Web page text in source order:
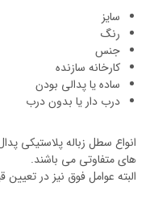
سایز
رنگ
جنس
کارخانه سازنده
ساده یا پدالی بودن
درب دار یا بدون درب
انواع سطل زباله پلاستیکی
های متفاوتی می باشند.
البته عوامل فوق نیز در